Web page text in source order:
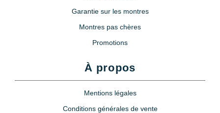
Garantie sur les montres
Montres pas chères
Promotions
À propos
Mentions légales
Conditions générales de vente